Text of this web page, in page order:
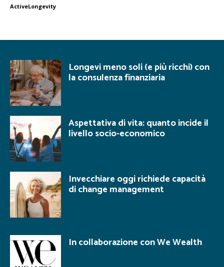
ActiveLongevity
Longevi meno soli (e più ricchi) con
la consulenza finanziaria
Aspettativa di vita: quanto incide il
livello socio-economico
Invecchiare oggi richiede capacità
di change management
In collaborazione con We Wealth